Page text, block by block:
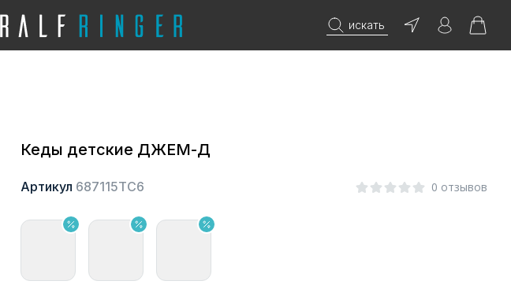
искать
Кеды детские ДЖЕМ-Д
Артикул 687115ТС6 0 отзывов